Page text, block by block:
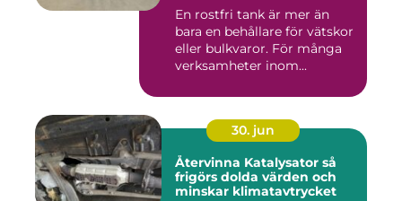
En rostfri tank är mer än
bara en behållare för vätskor
eller bulkvaror. För många
verksamheter inom...
30. jun
Återvinna Katalysator så
frigörs dolda värden och
minskar klimatavtrycket